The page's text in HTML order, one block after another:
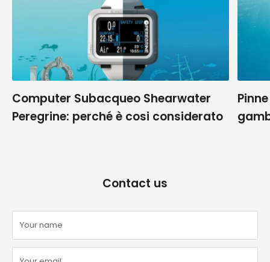
Computer Subacqueo Shearwater
Peregrine: perché è cosi considerato
Contact us
Your name